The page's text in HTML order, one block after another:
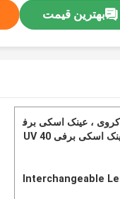
بهترین قیمت
، عینک اسکی برف
ی قابل تعویض ، عینک اسکی برفی UV 40
Interchangeable